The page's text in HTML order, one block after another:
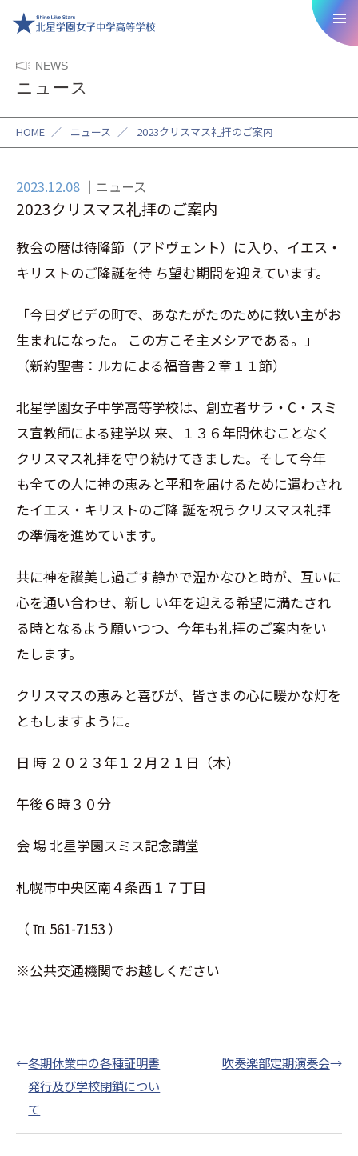
NEWS
ニュース
HOME ／ ニュース ／ 2023クリスマス礼拝のご案内
2023.12.08 ニュース
2023クリスマス礼拝のご案内
教会の暦は待降節（アドヴェント）に入り、イエス・
キリストのご降誕を待 ち望む期間を迎えています。
「今日ダビデの町で、あなたがたのために救い主がお
生まれになった。 この方こそ主メシアである。」
（新約聖書：ルカによる福音書２章１１節）
北星学園女子中学高等学校は、創立者サラ・C・スミ
ス宣教師による建学以 来、１３６年間休むことなく
クリスマス礼拝を守り続けてきました。そして今年
も全ての人に神の恵みと平和を届けるために遣わされ
たイエス・キリストのご降 誕を祝うクリスマス礼拝
の準備を進めています。
共に神を讃美し過ごす静かで温かなひと時が、互いに
心を通い合わせ、新し い年を迎える希望に満たされ
る時となるよう願いつつ、今年も礼拝のご案内をい
たします。
クリスマスの恵みと喜びが、皆さまの心に暖かな灯を
ともしますように。
日 時 ２０２３年１２月２１日（木）
午後６時３０分
会 場 北星学園スミス記念講堂
札幌市中央区南４条西１７丁目
（ ℡ 561-7153 ）
※公共交通機関でお越しください
←冬期休業中の各種証明書
発行及び学校閉鎖につい
て
吹奏楽部定期演奏会→